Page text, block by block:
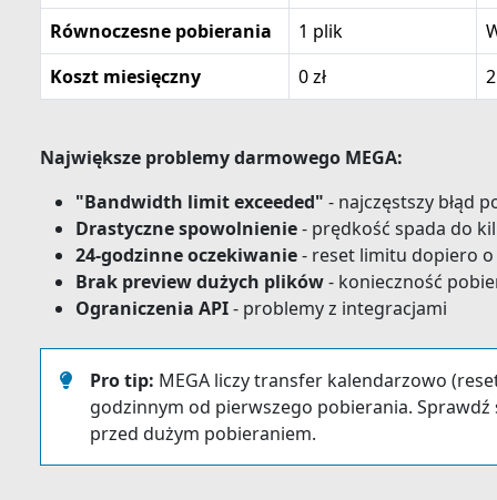
Równoczesne pobierania
1 plik
Koszt miesięczny
0 zł
Największe problemy darmowego MEGA:
"Bandwidth limit exceeded" - najczęstszy błąd
Drastyczne spowolnienie- prędkość spada do
24-godzinne oczekiwanie- reset limitu dopiero o
Brak preview dużych plików- konieczność
Ograniczenia API- problemy z integracjami
Pro tip: MEGA liczy transfer kalendarzowo
godzinnym od pierwszego pobierania.
przed dużym pobieraniem.